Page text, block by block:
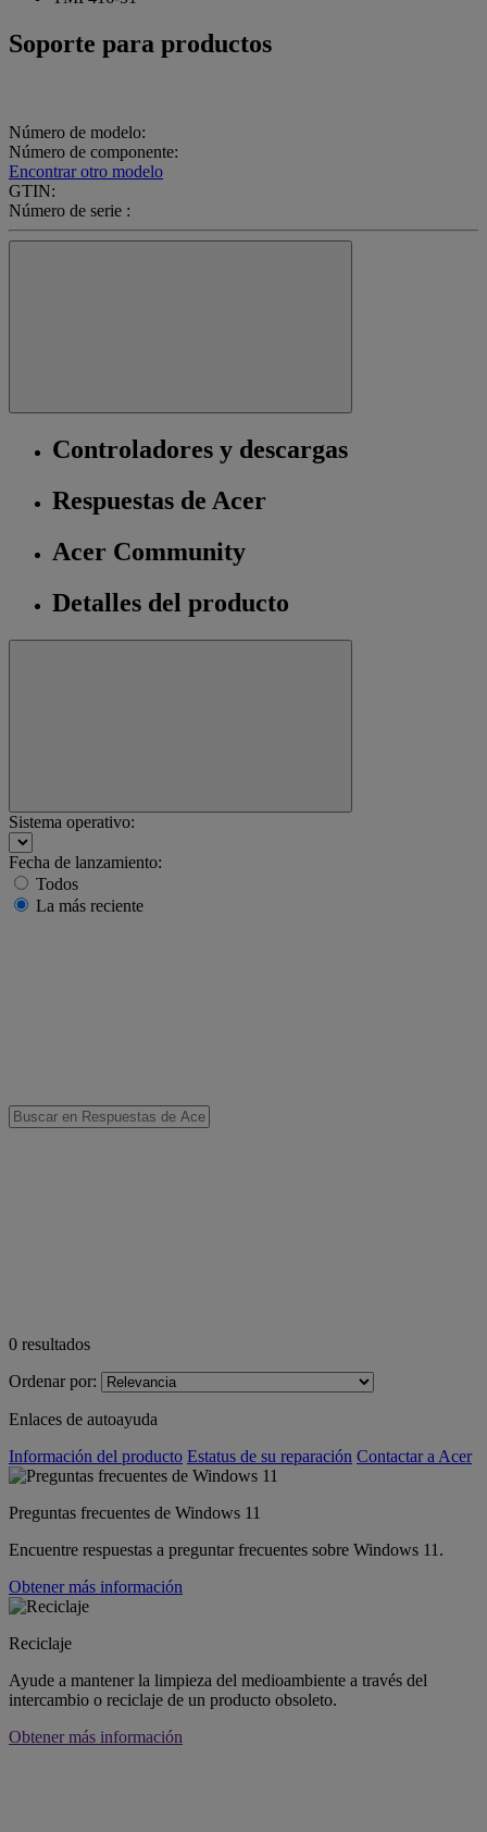
Soporte para productos
Número de modelo:
Número de componente:
Encontrar otro modelo
GTIN:
Número de serie :
Controladores y descargas
Respuestas de Acer
Acer Community
Detalles del producto
Sistema operativo:
Fecha de lanzamiento:
Todos
La más reciente
0 resultados
Ordenar por:
Enlaces de autoayuda
Información del producto Estatus de su reparación Contactar a Acer
Preguntas frecuentes de Windows 11
Encuentre respuestas a preguntar frecuentes sobre Windows 11.
Obtener más información
Reciclaje
Ayude a mantener la limpieza del medioambiente a través del
intercambio o reciclaje de un producto obsoleto.
Obtener más información